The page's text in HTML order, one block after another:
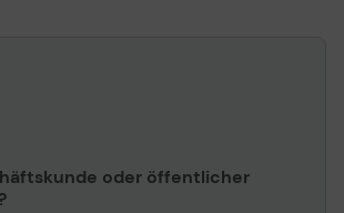
oder öffentlicher